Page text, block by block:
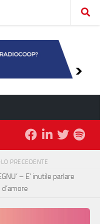
PRECEDENTE
– E’ inutile parlare
d’amore